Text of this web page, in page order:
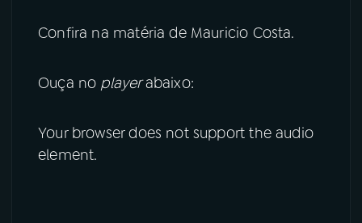
Confira na matéria de Mauricio Costa.
Ouça no playerabaixo:
Your browser does not support the audio
element.